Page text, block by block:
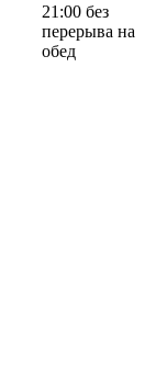
21:00 без
перерыва на
обед